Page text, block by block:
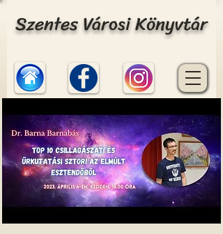
Szentes Városi Könyvtár